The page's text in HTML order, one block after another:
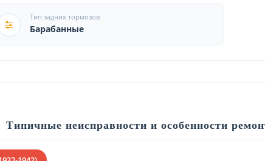
Тип задних тормозов
Барабанные
Типичные неисправности и особенности